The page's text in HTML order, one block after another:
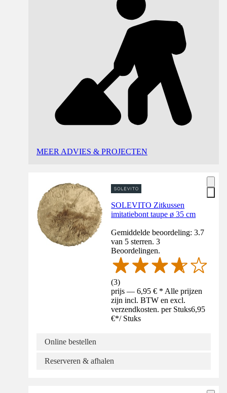
MEER ADVIES & PROJECTEN
SOLEVITO Zitkussen
imitatiebont taupe ø 35 cm
Gemiddelde beoordeling: 3.7
van 5 sterren. 3
Beoordelingen.
(3)
prijs — 6,95 € * Alle prijzen
zijn incl. BTW en excl.
verzendkosten. per Stuks6,95
€*/ Stuks
Online bestellen
Reserveren & afhalen